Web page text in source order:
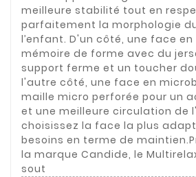
meilleure stabilité tout en
parfaitement la morphologie
l’enfant. D'un côté, une face
mémoire de forme avec du
support ferme et un toucher
l'autre côté, une face en
maille micro perforée pour un
et une meilleure circulation de
choisissez la face la plus
besoins en terme de
la marque Candide, le
sout